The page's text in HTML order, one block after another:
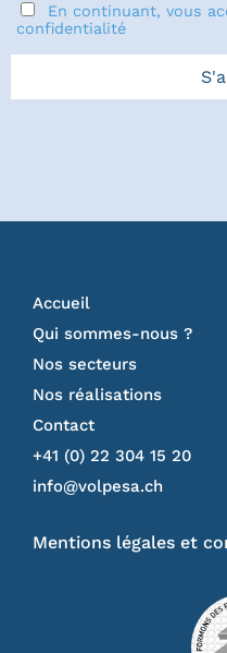
En continuant, vous
confidentialité
Accueil
Qui sommes-nous ?
Nos secteurs
Nos réalisations
Contact
+41 (0) 22 304 15 20
info@volpesa.ch
Mentions légales et